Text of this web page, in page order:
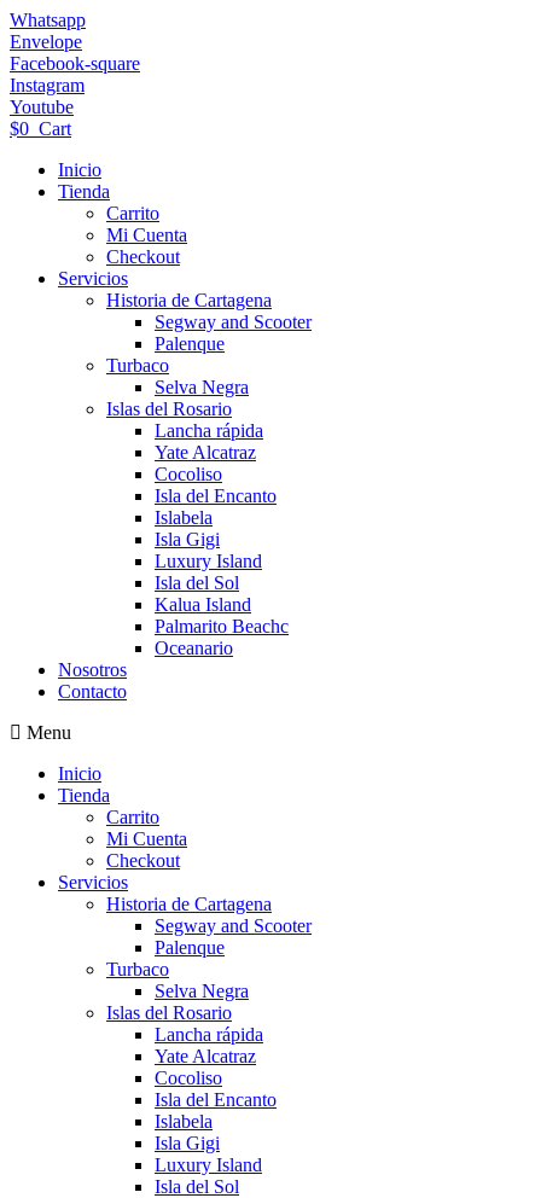
Ir
al
contenido
Whatsapp
Envelope
Facebook-square
Instagram
Youtube
$0 Cart
Inicio
Tienda
Carrito
Mi Cuenta
Checkout
Servicios
Historia de Cartagena
Segway and Scooter
Palenque
Turbaco
Selva Negra
Islas del Rosario
Lancha rápida
Yate Alcatraz
Cocoliso
Isla del Encanto
Islabela
Isla Gigi
Luxury Island
Isla del Sol
Kalua Island
Palmarito Beachc
Oceanario
Nosotros
Contacto
Menu
Inicio
Tienda
Carrito
Mi Cuenta
Checkout
Servicios
Historia de Cartagena
Segway and Scooter
Palenque
Turbaco
Selva Negra
Islas del Rosario
Lancha rápida
Yate Alcatraz
Cocoliso
Isla del Encanto
Islabela
Isla Gigi
Luxury Island
Isla del Sol